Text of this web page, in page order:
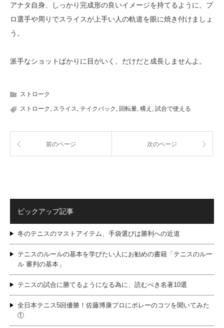
アナタ自身、しっかり完成形の良いイメージを持てるように、プ
ロ選手や周りでスライスが上手い人の軌道を眼に焼き付けましょ
う。
派手なショットばかりに目がいく、だけだと成長しませんよ。
ストローク
ストローク スライス テイクバック 回転量 構え 試合で使える
前のページ 次のページ
ピックアップ記事
冬のテニスのマストアイテム、手袋選びは勝利への近道
テニスのルールの基本を学びたい人にお勧めの書籍「テニスのルー
ル 審判の基本」
テニスの試合に勝てるようになる為に、読むべき名著10選
全日本テニス5回優勝！佐藤博康プロにボレーのコツを聞いてみた
①